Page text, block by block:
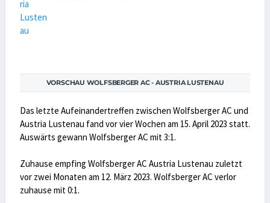
VORSCHAU WOLFSBERGER AC - AUSTRIA LUSTENAU
Das letzte Aufeinandertreffen zwischen Wolfsberger AC und
Austria Lustenau fand vor vier Wochen am 15. April 2023 statt.
Auswärts gewann Wolfsberger AC mit 3:1.
Zuhause empfing Wolfsberger AC Austria Lustenau zuletzt
vor zwei Monaten am 12. März 2023. Wolfsberger AC verlor
zuhause mit 0:1.